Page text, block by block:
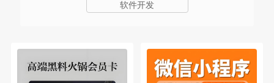
软件开发